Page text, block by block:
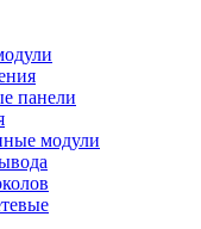
панели
модули